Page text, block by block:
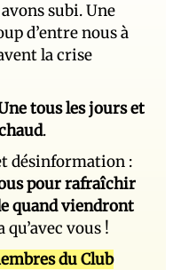
subi. Une
d’entre nous à
la crise
tous les jours et
.
désinformation :
pour rafraîchir
quand viendront
qu’avec vous !
du Club